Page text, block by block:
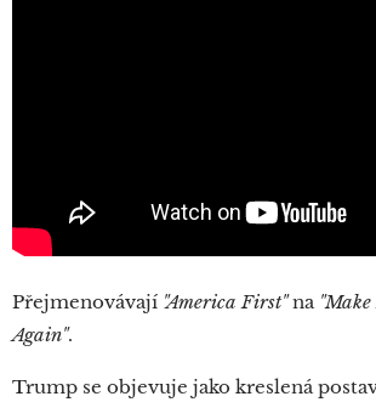
Přejmenovávají "America First"na
Again".
Trump se objevuje jako kreslená